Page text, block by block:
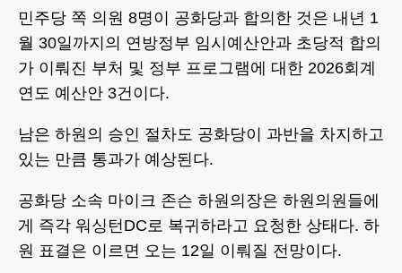
민주당 쪽 의원 8명이 공화당과 합의한 것은 내년 1
월 30일까지의 연방정부 임시예산안과 초당적 합의
가 이뤄진 부처 및 정부 프로그램에 대한 2026회계
연도 예산안 3건이다.
남은 하원의 승인 절차도 공화당이 과반을 차지하고
있는 만큼 통과가 예상된다.
공화당 소속 마이크 존슨 하원의장은 하원의원들에
게 즉각 워싱턴DC로 복귀하라고 요청한 상태다. 하
원 표결은 이르면 오는 12일 이뤄질 전망이다.